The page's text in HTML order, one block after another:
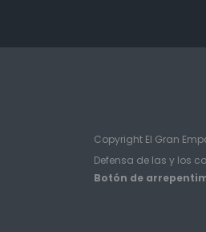
Copyright El Gran
Defensa de las y los
Botón de